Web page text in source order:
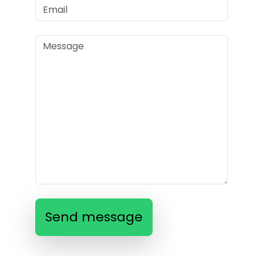
Send message